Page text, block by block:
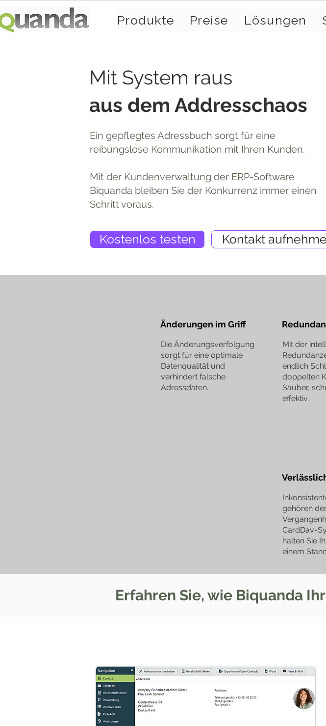
Produkte Preise Lösungen
Mit System raus
aus dem Addresschaos
Ein gepflegtes Adressbuch sorgt für eine
reibungslose Kommunikation mit Ihren Kunden.
Mit der Kundenverwaltung der ERP-Software
Biquanda bleiben Sie der Konkurrenz immer einen
Schritt voraus.
Kostenlos testen Kontakt
Änderungen im Griff
Die Änderungsverfolgung
sorgt für eine optimale
Datenqualität und
verhindert falsche
Adressdaten.
Mit der
endlich
doppelten
Sauber,
effektiv.
gehören
CardDav-
halten Sie
einem
Erfahren Sie, wie Biquanda